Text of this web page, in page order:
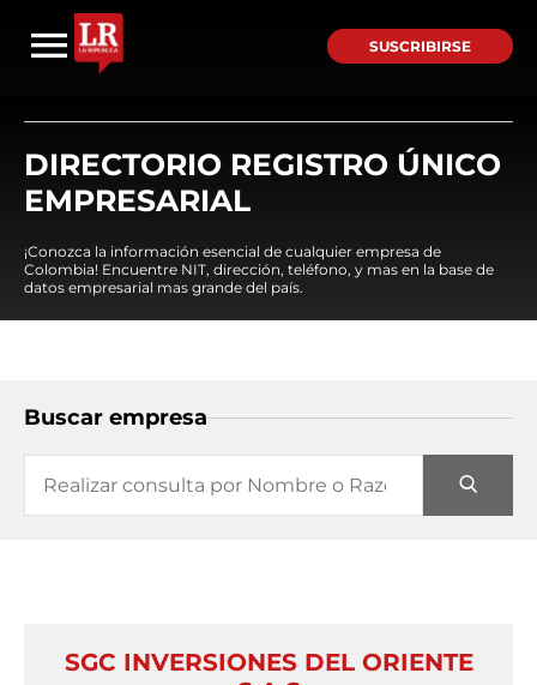
SUSCRIBIRSE
DIRECTORIO REGISTRO ÚNICO
EMPRESARIAL
¡Conozca la información esencial de cualquier empresa de
Colombia! Encuentre NIT, dirección, teléfono, y mas en la base de
datos empresarial mas grande del país.
Buscar empresa
SGC INVERSIONES DEL ORIENTE